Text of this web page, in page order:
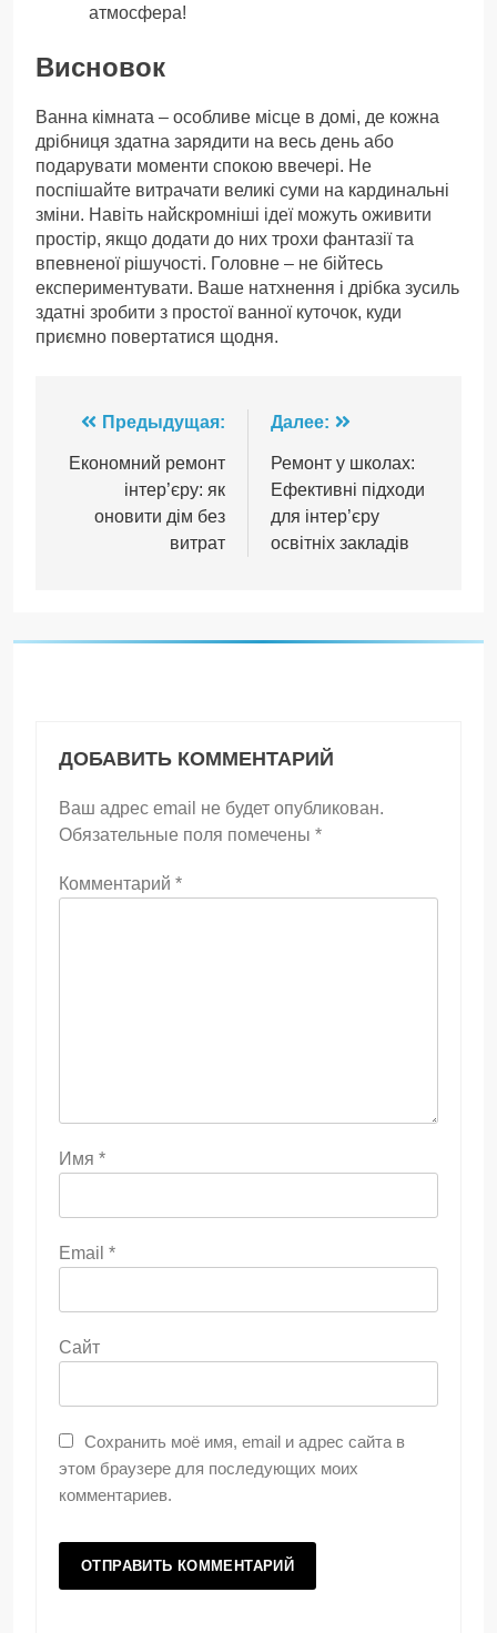
атмосфера!
Висновок
Ванна кімната – особливе місце в домі, де кожна
дрібниця здатна зарядити на весь день або
подарувати моменти спокою ввечері. Не
поспішайте витрачати великі суми на кардинальні
зміни. Навіть найскромніші ідеї можуть оживити
простір, якщо додати до них трохи фантазії та
впевненої рішучості. Головне – не бійтесь
експериментувати. Ваше натхнення і дрібка зусиль
здатні зробити з простої ванної куточок, куди
приємно повертатися щодня.
Навигация
по
записям
Предыдущая:
Економний ремонт
інтер’єру: як
оновити дім без
витрат
Далее:
Ремонт у школах:
Ефективні підходи
для інтер’єру
освітніх закладів
ДОБАВИТЬ КОММЕНТАРИЙ
Ваш адрес email не будет опубликован.
Обязательные поля помечены *
Комментарий *
Имя *
Email *
Сайт
Сохранить моё имя, email и адрес сайта в
этом браузере для последующих моих
комментариев.